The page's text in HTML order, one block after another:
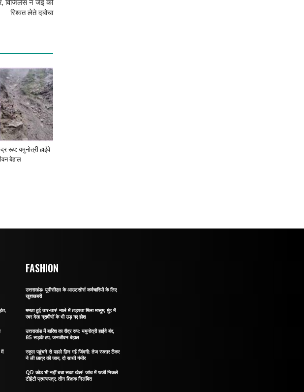
विजिलेंस ने जेई को
रिश्वत लेते दबोचा
रूप: यमुनोत्री हाईवे
बेहाल
में
FASHION
उत्तराखंडः यूपीसीएल के आउटसोर्स कर्मचारियों के लिए
खुशखबरी
ममता हुई तार-तार! नाले में तड़पता मिला मासूम, मुंह में
रबर देख ग्रामीणों के भी उड़ गए होश
उत्तराखंड में बारिश का रौद्र रूप: यमुनोत्री हाईवे बंद,
85 सड़कें ठप, जनजीवन बेहाल
स्कूल पहुंचने से पहले छिन गई जिंदगी: तेज रफ्तार टैंकर
ने ली छात्र की जान, दो साथी गंभीर
QR कोड भी नहीं बचा सका खेल! जांच में फर्जी निकले
टीईटी प्रमाणपत्र, तीन शिक्षक निलंबित